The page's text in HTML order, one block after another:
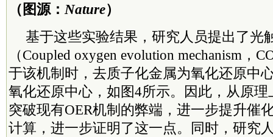
（图源： Nature）
基于这些实验结果，研究人员提出了光
（Coupled oxygen evolution mechanism，
于该机制时，去质子化金属为氧化还原中
氧化还原中心，如图4所示。因此，从原
突破现有OER机制的弊端，进一步提升催
计算，进一步证明了这一点。同时，研究